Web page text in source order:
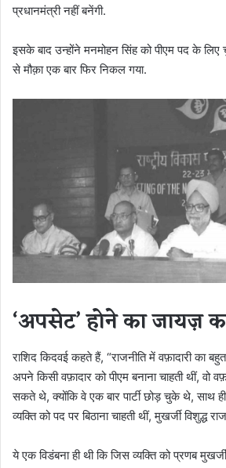
प्रधानमंत्री नहीं बनेंगी.
इसके बाद उन्होंने मनमोहन सिंह को पीएम पद के लिए
से मौक़ा एक बार फिर निकल गया.
‘अपसेट’ होने का जायज़
राशिद किदवई कहते हैं, “राजनीति में वफ़ादारी का बहुत
अपने किसी वफ़ादार को पीएम बनाना चाहती थीं, वो
सकते थे, क्योंकि वे एक बार पार्टी छोड़ चुके थे, साथ
व्यक्ति को पद पर बिठाना चाहती थीं, मुखर्जी विशुद्ध
ये एक विडंबना ही थी कि जिस व्यक्ति को प्रणब